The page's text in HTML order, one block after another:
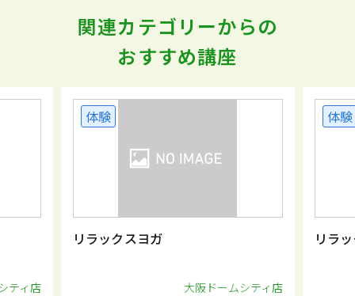
関連カテゴリーからの
おすすめ講座
ティ店
体験
リラックスヨガ
大阪ドームシティ店
体験
リラ